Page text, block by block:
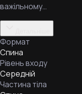
важільному…
Формат
Спина
Рівень входу
Середній
Частина тіла